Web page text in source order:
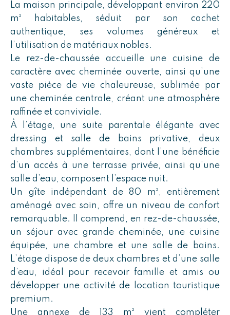
La maison principale, développant environ 220
m² habitables, séduit par son cachet
authentique, ses volumes généreux et
l’utilisation de matériaux nobles.
Le rez-de-chaussée accueille une cuisine de
caractère avec cheminée ouverte, ainsi qu’une
vaste pièce de vie chaleureuse, sublimée par
une cheminée centrale, créant une atmosphère
raffinée et conviviale.
À l’étage, une suite parentale élégante avec
dressing et salle de bains privative, deux
chambres supplémentaires, dont l’une bénéficie
d’un accès à une terrasse privée, ainsi qu’une
salle d’eau, composent l’espace nuit.
Un gîte indépendant de 80 m², entièrement
aménagé avec soin, offre un niveau de confort
remarquable. Il comprend, en rez-de-chaussée,
un séjour avec grande cheminée, une cuisine
équipée, une chambre et une salle de bains.
L’étage dispose de deux chambres et d’une salle
d’eau, idéal pour recevoir famille et amis ou
développer une activité de location touristique
premium.
Une annexe de 133 m² vient compléter